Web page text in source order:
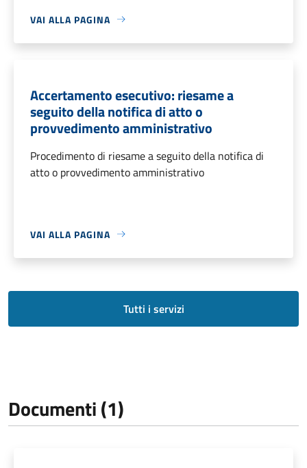
VAI ALLA PAGINA
Accertamento esecutivo: riesame a
seguito della notifica di atto o
provvedimento amministrativo
Procedimento di riesame a seguito della notifica di
atto o provvedimento amministrativo
VAI ALLA PAGINA
Tutti i servizi
Documenti (1)